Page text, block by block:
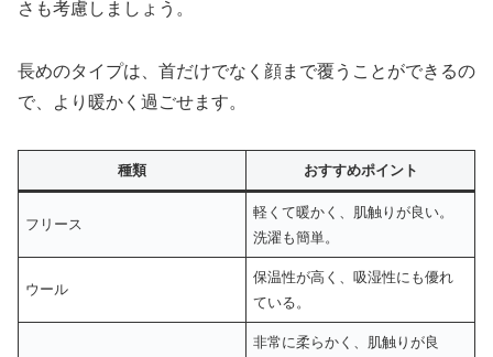
さも考慮しましょう。
長めのタイプは、首だけでなく顔まで覆うことができるの
で、より暖かく過ごせます。
種類 おすすめポイント
フリース
軽くて暖かく、肌触りが良い。
洗濯も簡単。
ウール
保温性が高く、吸湿性にも優れ
ている。
非常に柔らかく、肌触りが良